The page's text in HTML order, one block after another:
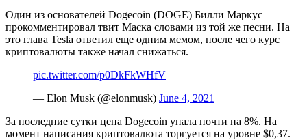
Один из основателей Dogecoin (DOGE) Билли Маркус
прокомментировал твит Маска словами из той же песни. На
это глава Tesla ответил еще одним мемом, после чего курс
криптовалюты также начал снижаться.
pic.twitter.com/p0DkFkWHfV
— Elon Musk (@elonmusk) June 4, 2021
За последние сутки цена Dogecoin упала почти на 8%. На
момент написания криптовалюта торгуется на уровне $0,37.